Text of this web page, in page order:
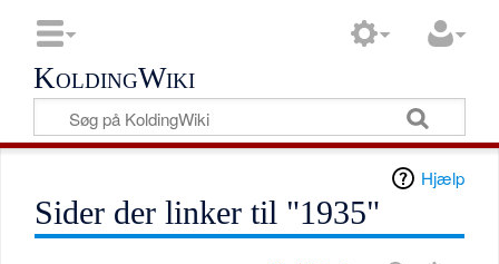
KoldingWiki
Hjælp
Sider der linker til "1935"